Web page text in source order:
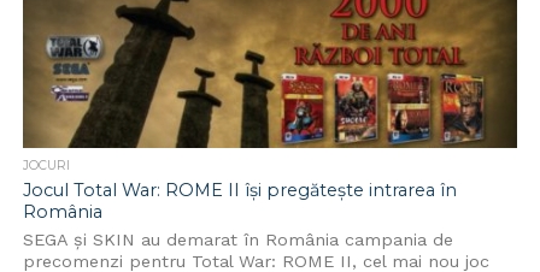
JOCURI
Jocul Total War: ROME II își pregătește intrarea în
România
SEGA și SKIN au demarat în România campania de
precomenzi pentru Total War: ROME II, cel mai nou joc